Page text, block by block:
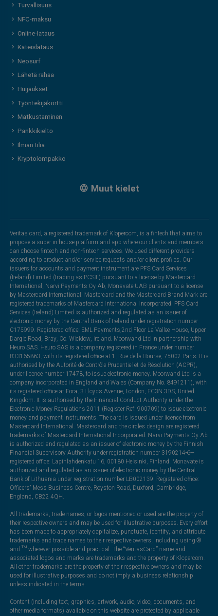
Turvallisuus
NFC-maksu
Online-lataus
Käteislataus
Neosurf
Lähetä rahaa
Huijaukset
Työntekijäkortti
Matkustaminen
Pankkikielto
Ilman tiliä
Kryptolompakko
Muut kielet
Veritas card, a registered trademark of Klopercom, is a fintech that aims to
propose a super in-house platform and app where our clients and members
can choose fintech and non-fintech services. We used different providers
according to product and/or service requests and/or client profiles. Our
issuers for accounts and payment instrument are PFS Card Services
(Ireland) Limited (trading as PCSIL) pursuant to a license by Mastercard
International, Narvi Payments Oy Ab, Monavate UAB pursuant to a license
by Mastercard International. Mastercard and the Mastercard Brand Mark are
registered trademarks of Mastercard International Incorporated. PFS Card
Services (Ireland) Limited is authorized and regulated as an issuer of
electronic money by the Central Bank of Ireland under registration number
C175999. Registered office: EML Payments,2nd Floor La Vallee House, Upper
Dargle Road, Bray, Co. Wicklow, Ireland. Moorwand Ltd in partnership with
Heuro SAS. Heuro SAS is a company registered in France under number
833165863, with its registered office at 1, Rue de la Bourse, 75002 Paris. It is
authorised by the Autorité de Contrôle Prudentiel et de Résolution (ACPR),
under licence number 17478, to issue electronic money. Moorwand Ltd is a
company incorporated in England and Wales (Company No. 8491211), with
its registered office at Fora, 3 Lloyds Avenue, London, EC3N 3DS, United
Kingdom. It is authorised by the Financial Conduct Authority under the
Electronic Money Regulations 2011 (Register Ref: 900709) to issue electronic
money and payment instruments. The card is issued under licence from
Mastercard International. Mastercard and the circles design are registered
trademarks of Mastercard International Incorporated. Narvi Payments Oy Ab
is authorized and regulated as an issuer of electronic money by the Finnish
Financial Supervisory Authority under registration number 3190214-6—
registered office: Lapinlahdenkatu 16, 00180 Helsinki, Finland. Monavate is
authorized and regulated as an issuer of electronic money by the Central
Bank of Lithuania under registration number LB002139. Registered office:
Officers' Mess Business Centre, Royston Road, Duxford, Cambridge,
England, CB22 4QH.
All trademarks, trade names, or logos mentioned or used are the property of
their respective owners and may be used for illustrative purposes. Every effort
has been made to appropriately capitalize, punctuate, identify, and attribute
trademarks and trade names to their respective owners, including using ®
and ™ wherever possible and practical. The “VeritasCard” name and
associated logos and marks are trademarks and the property of Klopercom.
All other trademarks are the property of their respective owners and may be
used for illustrative purposes and do not imply a business relationship
unless indicated in the terms.
Content (including text, graphics, artwork, audio, video, documents, and
other media formats) available on this website are protected by applicable